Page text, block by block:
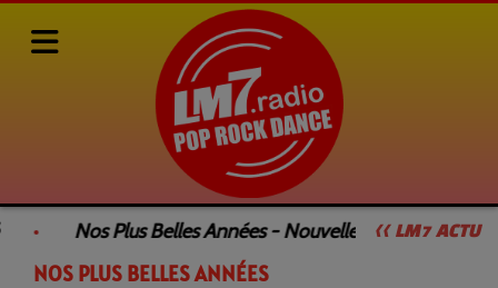
<< LM7 ACTU
Nos Plus Belles Années - Nouvelle Émission
Rediffusions de nos émissions NOS PLUS BELLES ANNÉES
NOS PLUS BELLES ANNÉES
RSS